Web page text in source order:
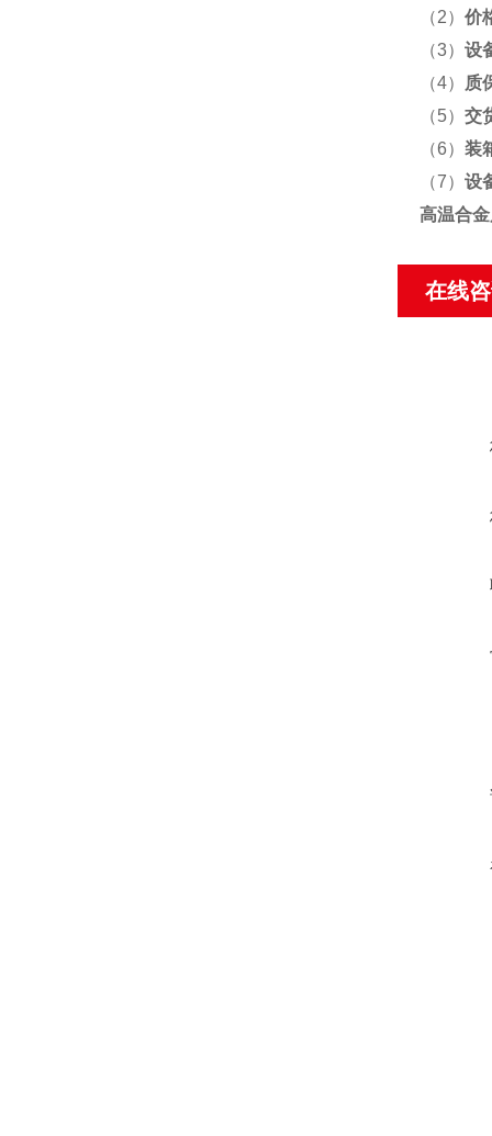
（2） 价
（3） 设
（4）
质
（5） 交
（6） 装
（7） 设
高温合
在线